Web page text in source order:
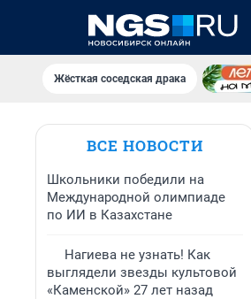
Жёсткая соседская драка
ВСЕ НОВОСТИ
Школьники победили на
Международной олимпиаде
по ИИ в Казахстане
Нагиева не узнать! Как
выглядели звезды культовой
«Каменской» 27 лет назад